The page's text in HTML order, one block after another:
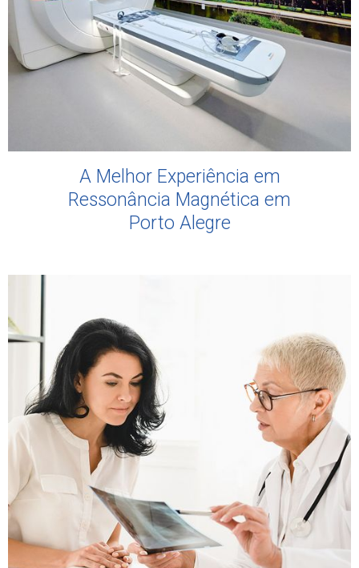
A Melhor Experiência em
Ressonância Magnética em
Porto Alegre